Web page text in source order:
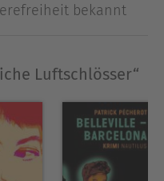
bekannt
Luftschlösser“